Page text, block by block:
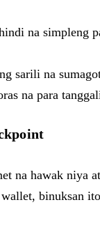
na simpleng
sarili na
na para
na hawak niya
binuksan